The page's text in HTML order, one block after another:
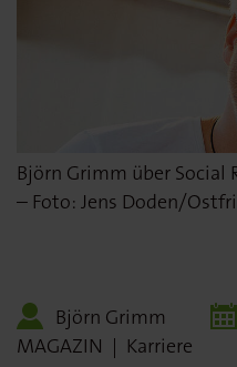
Björn Grimm über Social
– Foto: Jens Doden/
Björn Grimm
MAGAZIN | Karriere